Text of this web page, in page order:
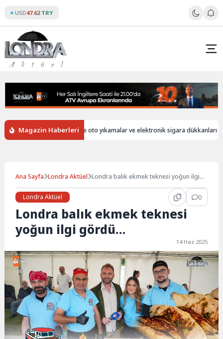
content
USD47.62 TRY
Magazin Haberleri
İngiltere’de oto yıkamalar ve elektronik sigara dükkanları hala
Ana Sayfa Londra Aktüel Londra balık ekmek teknesi yoğun ilgi
Londra Aktüel
0
Londra balık ekmek teknesi
yoğun ilgi gördü…
14 Haz 2025